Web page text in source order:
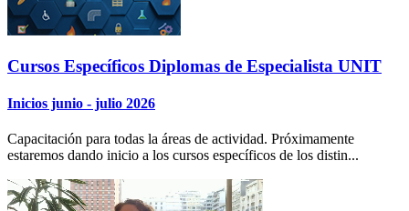
Cursos Específicos Diplomas de Especialista UNIT
Inicios junio - julio 2026
Capacitación para todas la áreas de actividad. Próximamente
estaremos dando inicio a los cursos específicos de los distin...